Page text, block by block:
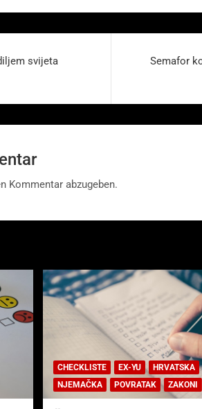
svijeta
Semafor
Kommentar abzugeben.
CHECKLISTE EX-YU
HRVATSKA
NJEMAČKA
POVRATAK ZAKONI